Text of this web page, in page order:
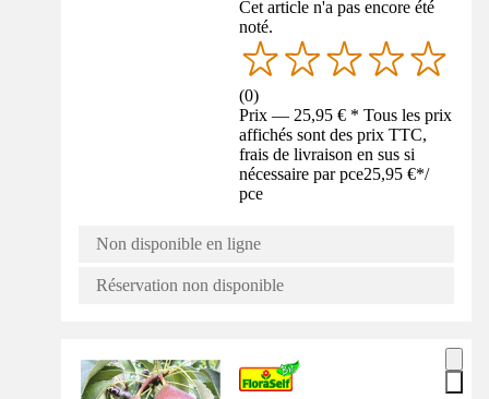
Cet article n'a pas encore été
noté.
(0)
Prix — 25,95 € * Tous les prix
affichés sont des prix TTC,
frais de livraison en sus si
nécessaire par pce25,95 €*/
pce
Non disponible en ligne
Réservation non disponible